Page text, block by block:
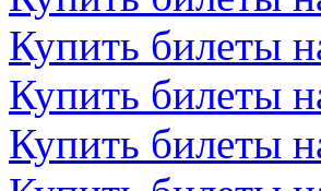
Купить билеты
Купить билеты
Купить билеты